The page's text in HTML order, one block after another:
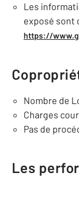
Les
exposé sont
https://
Nombre de
Charges
Pas de
Les